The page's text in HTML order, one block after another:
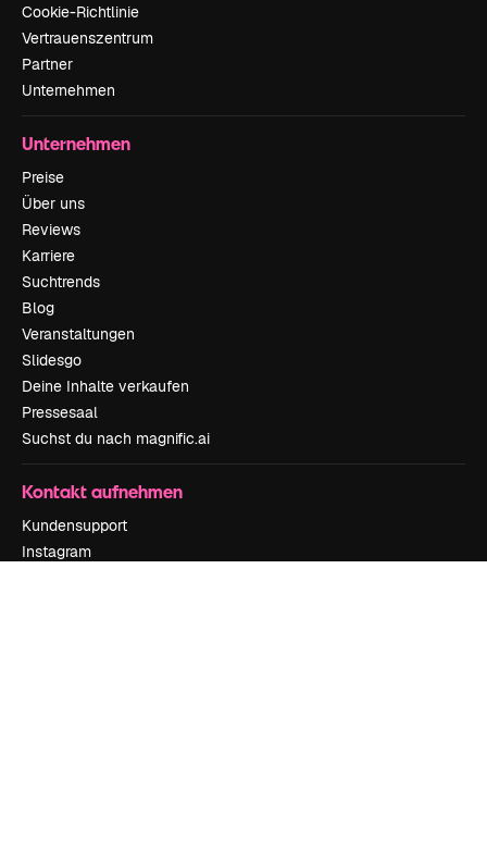
Cookie-Richtlinie
Vertrauenszentrum
Partner
Unternehmen
Unternehmen
Preise
Über uns
Reviews
Karriere
Suchtrends
Blog
Veranstaltungen
Slidesgo
Deine Inhalte verkaufen
Pressesaal
Suchst du nach magnific.ai
Kontakt aufnehmen
Kundensupport
Instagram